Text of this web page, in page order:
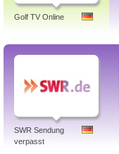
Golf TV Online
SWR Sendung
verpasst